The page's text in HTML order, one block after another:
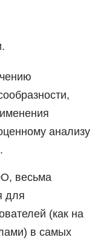
анализу
весьма
для
(как на
в самых